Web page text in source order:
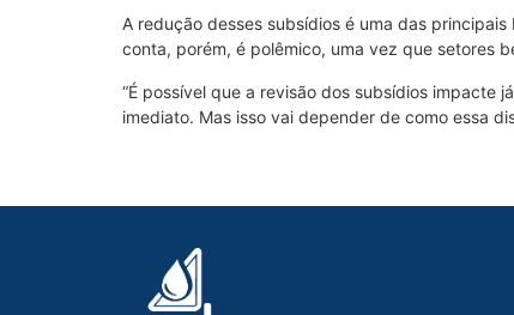
A redução desses subsídios é uma das
conta, porém, é polêmico, uma vez que setores
“É possível que a revisão dos subsídios impacte
imediato. Mas isso vai depender de como essa